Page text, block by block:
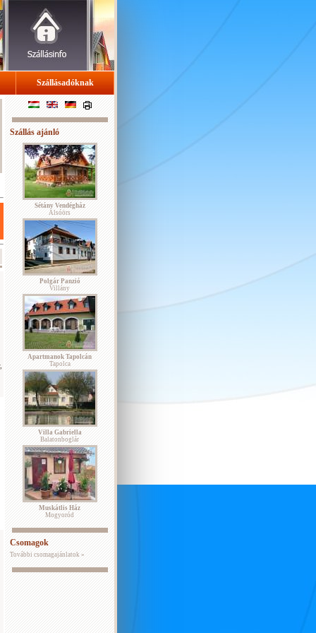
Szállásadóknak
Szállás ajánló
Sétány Vendégház
Alsóörs
Polgár Panzió
Villány
Apartmanok Tapolcán
Tapolca
Villa Gabriella
Balatonboglár
Muskátlis Ház
Mogyoród
Csomagok
További csomagajánlatok »